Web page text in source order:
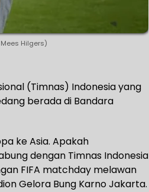
Hilgers)
(Timnas) Indonesia yang
berada di Bandara
ke Asia. Apakah
dengan Timnas Indonesia
FIFA matchday melawan
Gelora Bung Karno Jakarta.